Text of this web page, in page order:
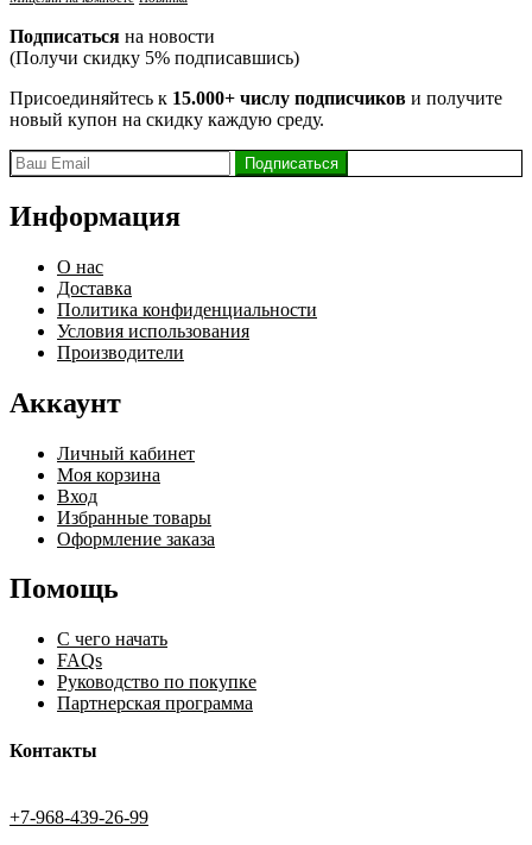
Подписаться на новости
(Получи скидку 5% подписавшись)
Присоединяйтесь к 15.000+ числу подписчиков и получите
новый купон на скидку каждую среду.
Информация
О нас
Доставка
Политика конфиденциальности
Условия использования
Производители
Аккаунт
Личный кабинет
Моя корзина
Вход
Избранные товары
Оформление заказа
Помощь
С чего начать
FAQs
Руководство по покупке
Партнерская программа
Контакты
+7-968-439-26-99